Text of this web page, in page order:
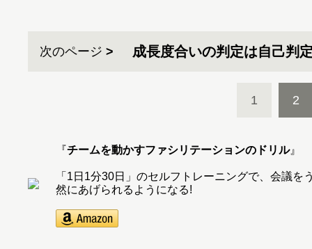
次のページ 成長度合いの判定は自己判
1 2
『チームを動かすファシリテーションのドリル』
「1日1分30日」のセルフトレーニングで、会議
然にあげられるようになる!